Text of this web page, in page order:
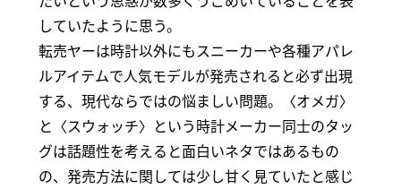
していたように思う。
転売ヤーは時計以外にもスニーカーや各種アパレ
ルアイテムで人気モデルが発売されると必ず出現
する、現代ならではの悩ましい問題。〈オメガ〉
と〈スウォッチ〉という時計メーカー同士のタッ
グは話題性を考えると面白いネタではあるもの
の、発売方法に関しては少し甘く見ていたと感じ